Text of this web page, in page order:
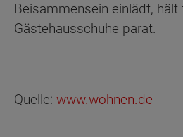
Beisammensein einlädt, hält
Gästehausschuhe parat.
Quelle: www.wohnen.de